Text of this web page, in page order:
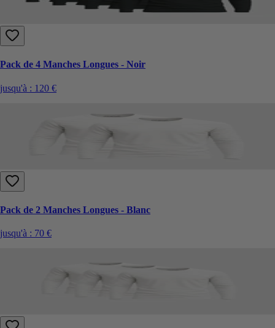
Pack de 4 Manches Longues - Noir
jusqu'à : 120 €
Pack de 2 Manches Longues - Blanc
jusqu'à : 70 €